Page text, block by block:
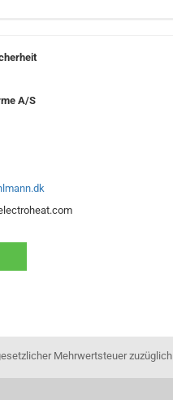
A/S
Mehrwertsteuer zuzüglich